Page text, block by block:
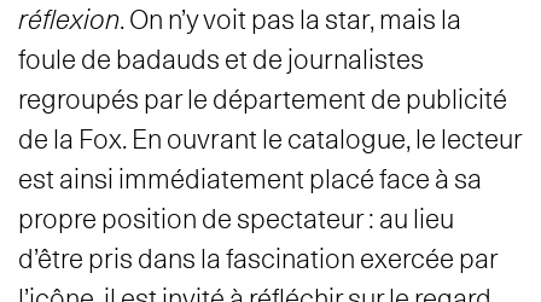
réflexion. On n’y voit pas la star, mais la
foule de badauds et de journalistes
regroupés par le département de publicité
de la Fox. En ouvrant le catalogue, le lecteur
est ainsi immédiatement placé face à sa
propre position de spectateur : au lieu
d’être pris dans la fascination exercée par